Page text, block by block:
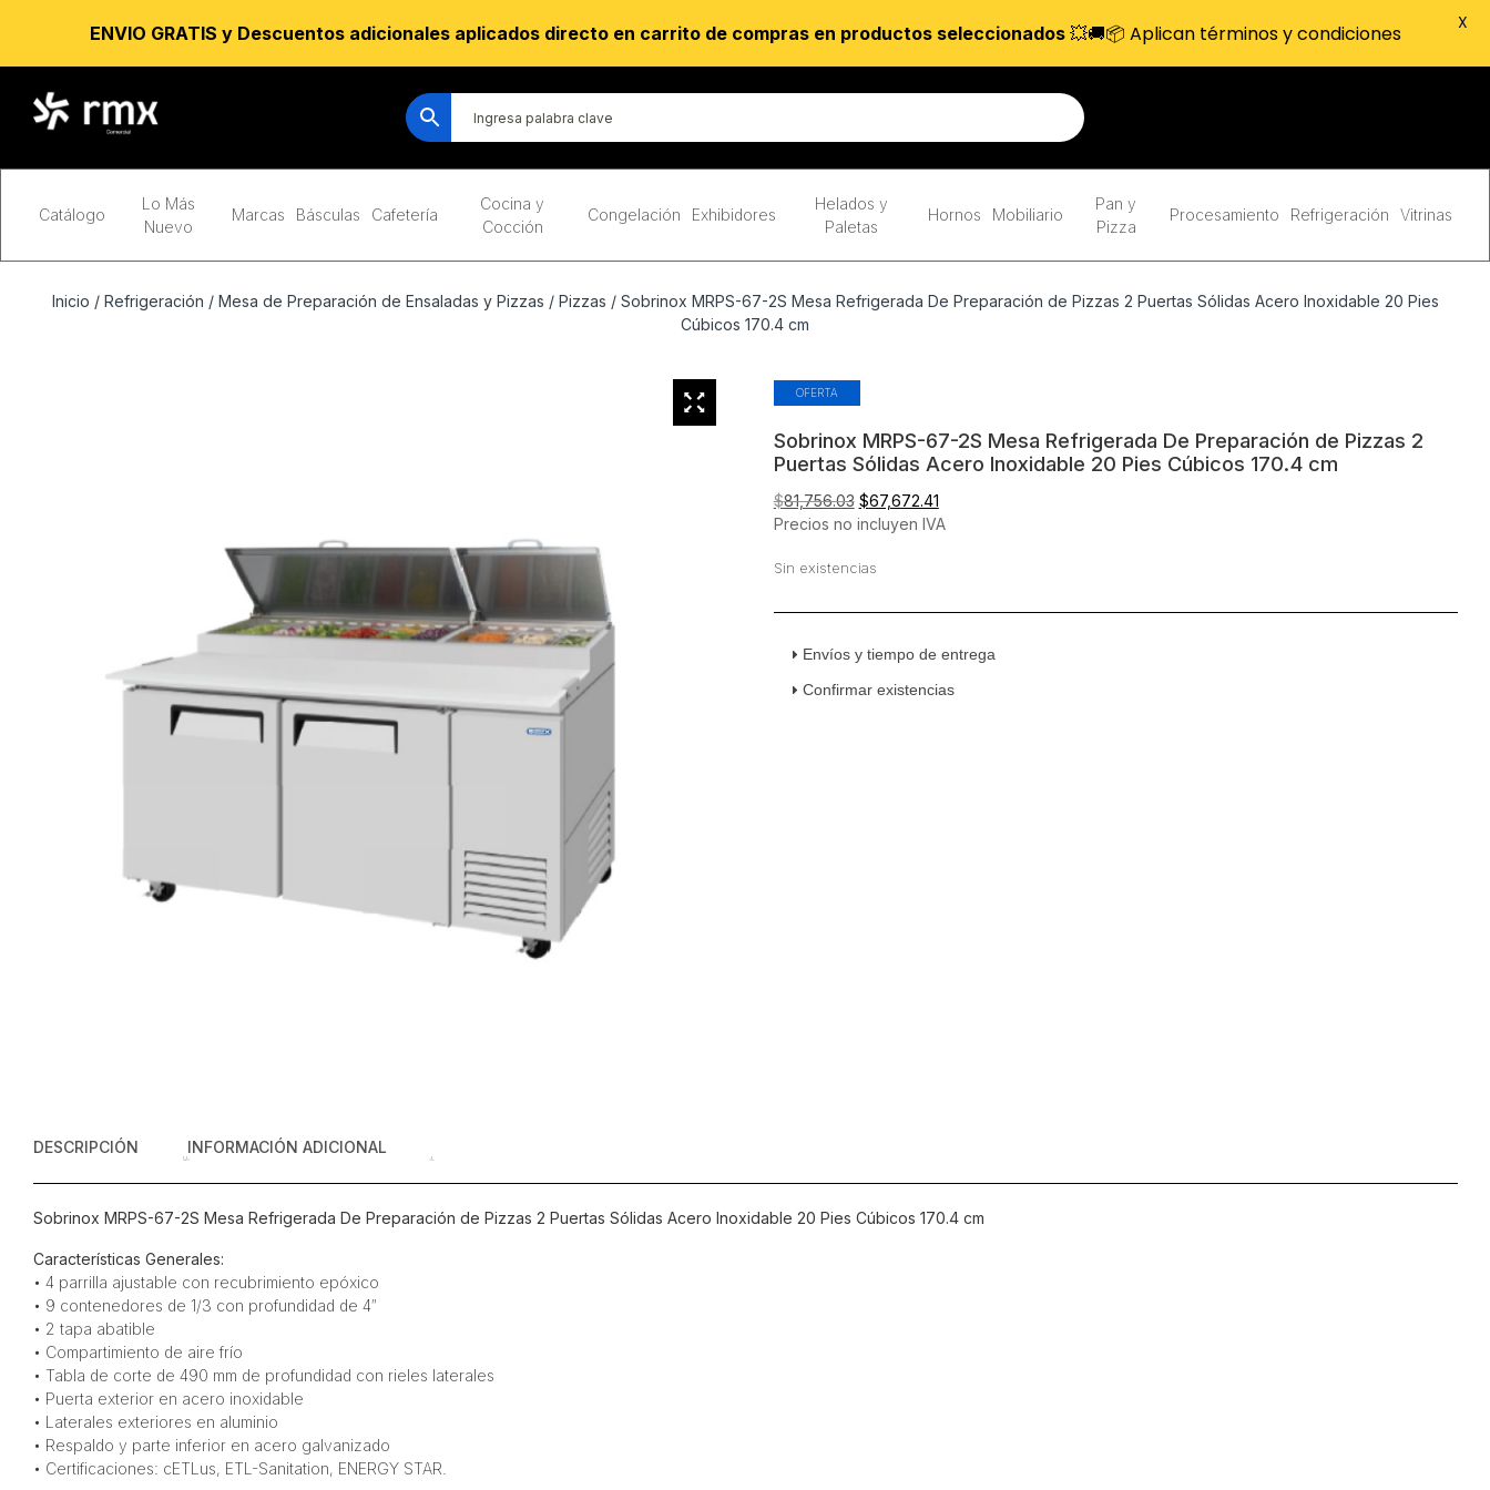
Catálogo
Lo Más
Nuevo
Marcas Básculas Cafetería
Cocina y
Cocción
Congelación Exhibidores
Helados y
Paletas
Hornos Mobiliario
Pan y
Pizza
Procesamiento Refrigeración Vitrinas
Inicio / Refrigeración / Mesa de Preparación de Ensaladas y Pizzas / Pizzas / Sobrinox MRPS-67-2S Mesa Refrigerada De Preparación de Pizzas 2 Puertas Sólidas Acero Inoxidable 20 Pies
Cúbicos 170.4 cm
OFERTA
Sobrinox MRPS-67-2S Mesa Refrigerada De Preparación de Pizzas 2
Puertas Sólidas Acero Inoxidable 20 Pies Cúbicos 170.4 cm
$81,756.03 El
precio
era:
$67,672.41El
precio
Precios no incluyen IVA
Sin existencias
Envíos y tiempo de entrega
Confirmar existencias
DESCRIPCIÓN INFORMACIÓN ADICIONAL
Sobrinox MRPS-67-2S Mesa Refrigerada De Preparación de Pizzas 2 Puertas Sólidas Acero Inoxidable 20 Pies Cúbicos 170.4 cm
Características Generales:
• 4 parrilla ajustable con recubrimiento epóxico
• 9 contenedores de 1/3 con profundidad de 4″
• 2 tapa abatible
• Compartimiento de aire frío
• Tabla de corte de 490 mm de profundidad con rieles laterales
• Puerta exterior en acero inoxidable
• Laterales exteriores en aluminio
• Respaldo y parte inferior en acero galvanizado
• Certificaciones: cETLus, ETL-Sanitation, ENERGY STAR.
ENVIO GRATIS y Descuentos adicionales aplicados directo en carrito de compras en productos seleccionados💥🚚📦 Aplican términos y condiciones X